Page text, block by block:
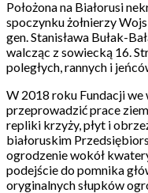
Położona na Białorusi
spoczynku żołnierzy
gen. Stanisława Bułak-
walcząc z sowiecką 16.
poległych, rannych i
W 2018 roku Fundacji we
przeprowadzić prace
repliki krzyży, płyt i
białoruskim
ogrodzenie wokół
podejście do pomnika
oryginalnych słupków